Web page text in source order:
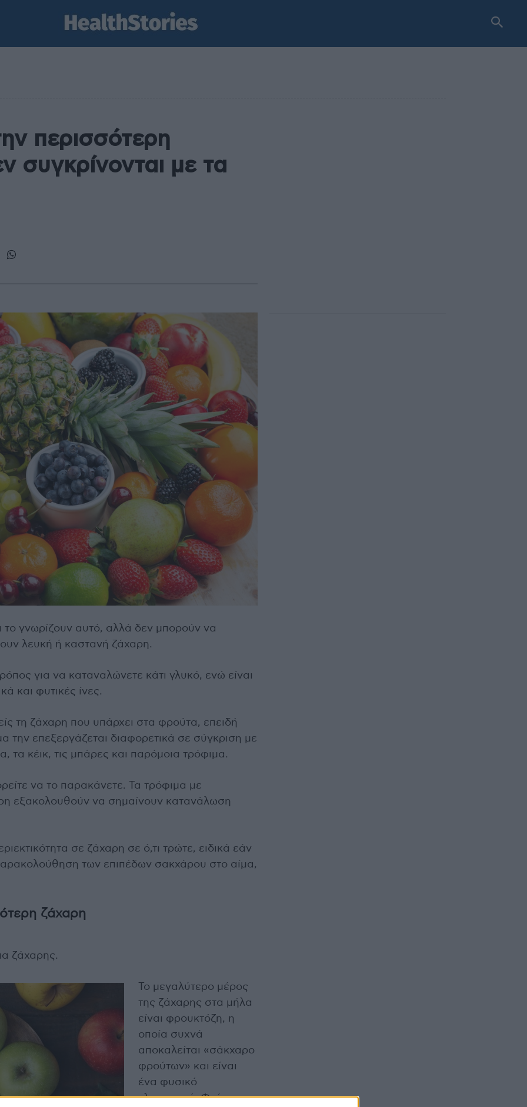
περισσότερη
συγκρίνονται με τα
το γνωρίζουν αυτό, αλλά δεν μπορούν να
λευκή ή καστανή ζάχαρη.
για να καταναλώνετε κάτι γλυκό, ενώ είναι
και φυτικές ίνες.
τη ζάχαρη που υπάρχει στα φρούτα, επειδή
την επεξεργάζεται διαφορετικά σε σύγκριση με
τα κέικ, τις μπάρες και παρόμοια τρόφιμα.
να το παρακάνετε. Τα τρόφιμα με
εξακολουθούν να σημαίνουν κατανάλωση
σε ζάχαρη σε ό,τι τρώτε, ειδικά εάν
των επιπέδων σακχάρου στο αίμα,
ζάχαρη
ζάχαρης.
Το μεγαλύτερο μέρος
της ζάχαρης στα μήλα
είναι φρουκτόζη, η
οποία συχνά
αποκαλείται «σάκχαρο
φρούτων» και είναι
ένα φυσικό
γλυκαντικό. Φαίνεται